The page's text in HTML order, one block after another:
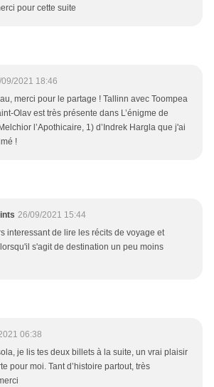
pour cette suite
2021 18:46
merci pour le partage ! Tallinn avec Toompea
Olav est très présente dans L’énigme de
l’Apothicaire, 1) d’Indrek Hargla que j'ai
!
26/09/2021 15:44
interessant de lire les récits de voyage et
s'agit de destination un peu moins
06:38
je lis tes deux billets à la suite, un vrai plaisir
pour moi. Tant d’histoire partout, très